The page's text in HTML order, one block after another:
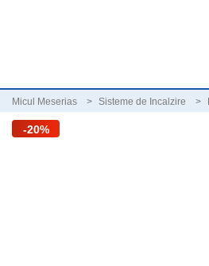
Micul Meserias Sisteme de Incalzire
-20%